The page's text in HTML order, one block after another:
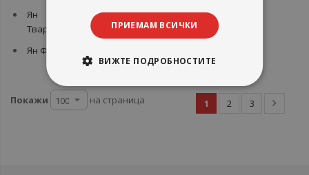
Ян
Твардовски
Ян Уве
Екеберг
Ян Фабър Ян Флеминг
Ян Флин
Холингсхед
1 2 3
Покажи на страница
ПРИЕМАМ ВСИЧКИ
ВИЖТЕ ПОДРОБНОСТИТЕ